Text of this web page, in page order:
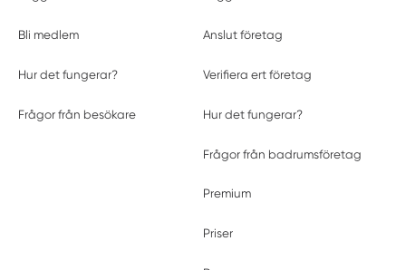
Bli medlem
Hur det fungerar?
Frågor från besökare
Anslut företag
Verifiera ert företag
Hur det fungerar?
Frågor från badrumsföretag
Premium
Priser